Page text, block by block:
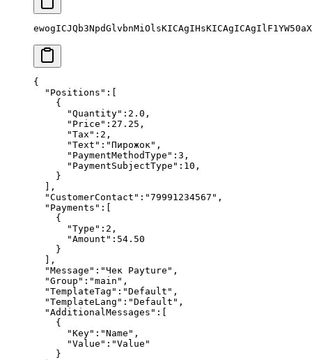
{
  "Positions"
:[
    {
      "Quantity"
: 2.0 ,
      "Price"
: 27.25 ,
      "Tax"
: 2 ,
      "Text"
: "Пирожок" ,
      "PaymentMethodType"
: 3 ,
      "PaymentSubjectType"
: 10 ,
    }
  ],
  "CustomerContact"
: "79991234567" ,
  "Payments"
:[
    {
      "Type"
: 2 ,
      "Amount"
: 54.50
    }
  ],
  "Message"
: "Чек Payture" ,
  "Group"
: "main" ,
  "TemplateTag"
: "Default" ,
  "TemplateLang"
: "Default" ,
  "AdditionalMessages"
:[
    {
      "Key"
: "Name" ,
      "Value"
: "Value"
    }